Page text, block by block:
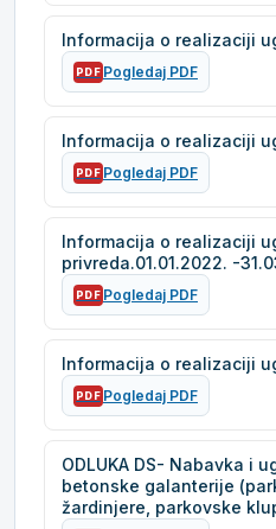
Informacija o realizaciji
PDF Pogledaj PDF
Informacija o realizaciji
PDF Pogledaj PDF
Informacija o realizaciji
privreda.01.01.2022. -
PDF Pogledaj PDF
Informacija o realizaciji
PDF Pogledaj PDF
ODLUKA DS- Nabavka i
betonske galanterije
žardinjere, parkovske